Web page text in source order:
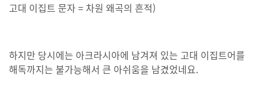
고대 이집트 문자 = 차원 왜곡의 흔적)
하지만 당시에는 아크라시아에 남겨져 있는 고대 이집트어를
해독까지는 불가능해서 큰 아쉬움을 남겼었네요.